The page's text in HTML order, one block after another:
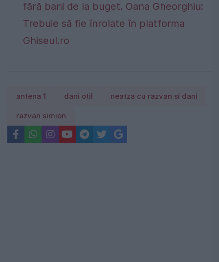
fără bani de la buget. Oana Gheorghiu:
Trebuie să fie înrolate în platforma
Ghiseul.ro
antena 1 dani otil neatza cu razvan si dani
razvan simion